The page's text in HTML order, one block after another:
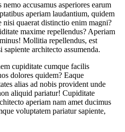
accusamus asperiores earum
aperiam laudantium, quidem
nisi quaerat distinctio enim magni?
maxime repellendus? Aperiam
Mollitia repellendus, est
architecto assumenda.
cupiditate cumque facilis
dolores quidem? Eaque
alias ad nobis provident unde
aliquid pariatur! Cupiditate
aperiam nam amet ducimus
voluptatem pariatur sapiente,